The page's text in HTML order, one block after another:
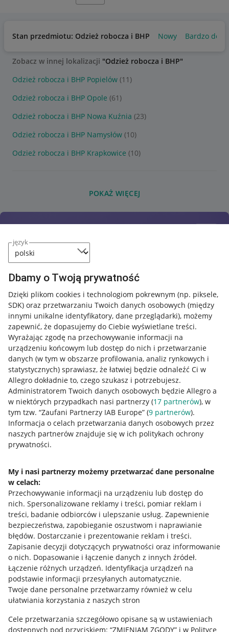
język
Dbamy o Twoją prywatność
Dzięki plikom cookies i technologiom pokrewnym (np. piksele,
SDK) oraz przetwarzaniu Twoich danych osobowych (między
innymi unikalne identyfikatory, dane przeglądarki), możemy
zapewnić, że dopasujemy do Ciebie wyświetlane treści.
Wyrażając zgodę na przechowywanie informacji na
urządzeniu końcowym lub dostęp do nich i przetwarzanie
danych (w tym w obszarze profilowania, analiz rynkowych i
statystycznych) sprawiasz, że łatwiej będzie odnaleźć Ci w
Allegro dokładnie to, czego szukasz i potrzebujesz.
Administratorem Twoich danych osobowych będzie Allegro a
w niektórych przypadkach nasi partnerzy (17 partnerów), w
tym tzw. “Zaufani Partnerzy IAB Europe” (9 partnerów).
Informacja o celach przetwarzania danych osobowych przez
naszych partnerów znajduje się w ich politykach ochrony
prywatności.
My i nasi partnerzy możemy przetwarzać dane personalne
w celach:
Przechowywanie informacji na urządzeniu lub dostęp do
nich. Spersonalizowane reklamy i treści, pomiar reklam i
treści, badanie odbiorców i ulepszanie usług. Zapewnienie
bezpieczeństwa, zapobieganie oszustwom i naprawianie
błędów. Dostarczanie i prezentowanie reklam i treści.
Zapisanie decyzji dotyczących prywatności oraz informowanie
o nich. Dopasowanie i łączenie danych z innych źródeł.
Łączenie różnych urządzeń. Identyfikacja urządzeń na
podstawie informacji przesyłanych automatycznie.
Twoje dane personalne przetwarzamy również w celu
ułatwiania korzystania z naszych stron
Cele przetwarzania szczegółowo opisane są w ustawieniach
dostępnych pod przyciskiem: “ZMIENIAM ZGODY” i w Polityce
Stan przedmiotu: Odzież robocza i BHP Nowy Bardzo
Zobacz w innej lokalizacji "Odzież robocza i BHP"
Odzież robocza i BHP Popielów (11)
Odzież robocza i BHP Opole (61)
Odzież robocza i BHP Nowa Kuźnia (23)
Odzież robocza i BHP Namysłów (10)
Odzież robocza i BHP Krapkowice (10)
POKAŻ WIĘCEJ
Przydatne informacje
Jak to działa
Allegro Gadane dla sprzedających
Allegro Gadane dla kupujących
Mapa miejscowości
Informacje prawne
Regulamin
Polityka plików "cookies"
Ustawienia plików "cookies"
Udostępnianie lokalizacji